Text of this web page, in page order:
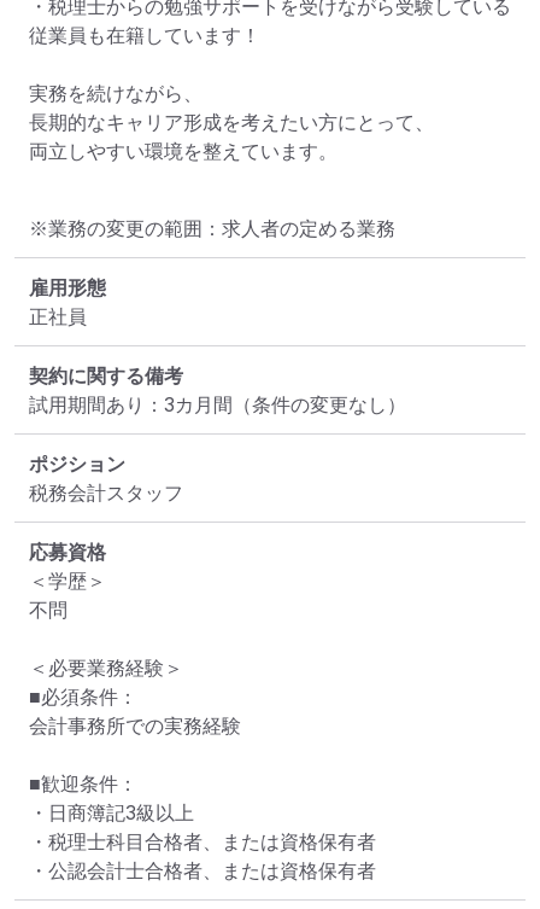
・税理士からの勉強サポートを受けながら受験している
従業員も在籍しています！
実務を続けながら、
長期的なキャリア形成を考えたい方にとって、
両立しやすい環境を整えています。
※業務の変更の範囲：求人者の定める業務
雇用形態
正社員
契約に関する備考
試用期間あり：3カ月間（条件の変更なし）
ポジション
税務会計スタッフ
応募資格
＜学歴＞
不問
＜必要業務経験＞
■必須条件：
会計事務所での実務経験
■歓迎条件：
・日商簿記3級以上
・税理士科目合格者、または資格保有者
・公認会計士合格者、または資格保有者